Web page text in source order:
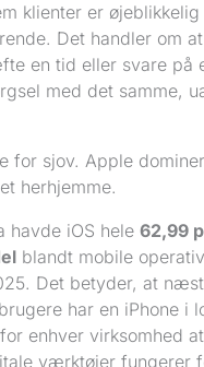
klienter er
Det handler om
en tid eller svare på
med det samme,
for sjov. Apple
herhjemme.
havde iOS hele62,99
blandt mobile
Det betyder, at
har en iPhone i
enhver virksomhed
værktøjer fungerer